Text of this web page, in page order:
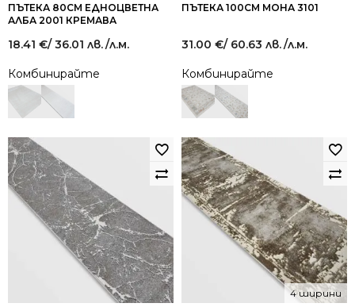
ПЪТЕКА 80СМ ЕДНОЦВЕТНА
АЛБА 2001 КРЕМАВА
18.41 €/ 36.01 лв./л.м.
Комбинирайте
ПЪТЕКА 100СМ МОНА 3101
31.00 €/ 60.63 лв./л.м.
Комбинирайте
4 ширини